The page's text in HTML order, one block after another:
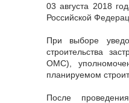
03 августа 2018
Российской
При выборе
строительства
ОМС),
планируемом
После